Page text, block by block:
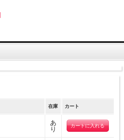
在庫 カート
あ
り